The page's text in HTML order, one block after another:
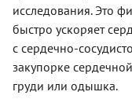
исследования. Это
быстро ускоряет
с сердечно-
закупорке
груди или одышка.